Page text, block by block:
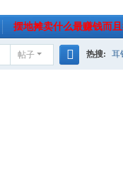
摆地摊卖什么最赚钱而
帖子 热搜: 耳